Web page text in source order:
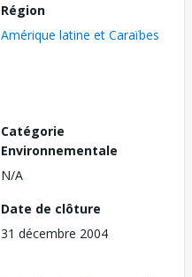
Région
Amérique latine et Caraïbes
Catégorie
Environnementale
N/A
Date de clôture
31 décembre 2004